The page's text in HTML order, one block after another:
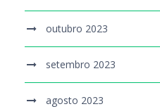
outubro 2023
setembro 2023
agosto 2023